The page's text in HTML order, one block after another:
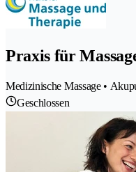
Praxis für
Medizinische Massage •
Geschlossen